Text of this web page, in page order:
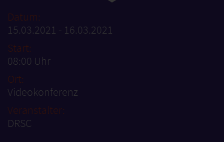
Datum:
15.03.2021 - 16.03.2021
Start:
08:00 Uhr
Ort:
Videokonferenz
Veranstalter:
DRSC